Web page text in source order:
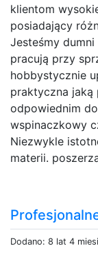
klientom
posiadający
Jesteśmy
pracują przy
hobbystycznie
praktyczna jaką
odpowiednim
wspinaczkowy
Niezwykle
materii.
Dodano: 8 lat 4